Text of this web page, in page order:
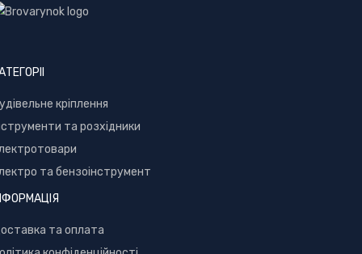
кріплення
та розхідники
та бензоінструмент
та оплата